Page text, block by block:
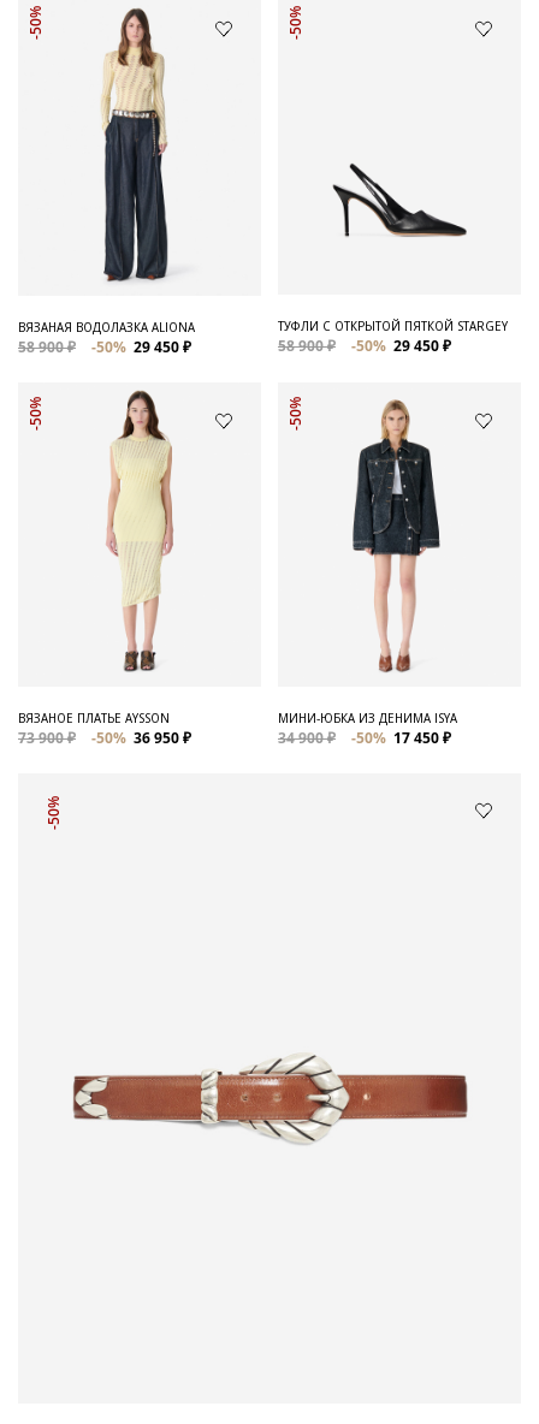
-50%
ВЯЗАНАЯ ВОДОЛАЗКА ALIONA
58 900 ₽ -50% 29 450 ₽
-50%
ТУФЛИ С ОТКРЫТОЙ ПЯТКОЙ STARGEY
58 900 ₽ -50% 29 450 ₽
-50%
ВЯЗАНОЕ ПЛАТЬЕ AYSSON
73 900 ₽ -50% 36 950 ₽
-50%
МИНИ-ЮБКА ИЗ ДЕНИМА ISYA
34 900 ₽ -50% 17 450 ₽
-50%